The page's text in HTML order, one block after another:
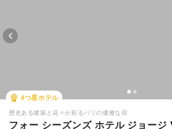
4つ星ホテル
歴史ある建築と花々が彩るパリの優雅な宿
フォー シーズンズ ホテル ジョージ